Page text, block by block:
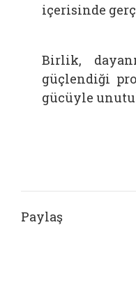
içerisinde
Birlik,
güçlendiği
gücüyle
Paylaş